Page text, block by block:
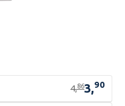
4,863,90